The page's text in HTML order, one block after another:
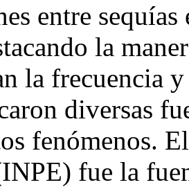
entre
la
la frecuencia
diversas
fenómenos.
fue la